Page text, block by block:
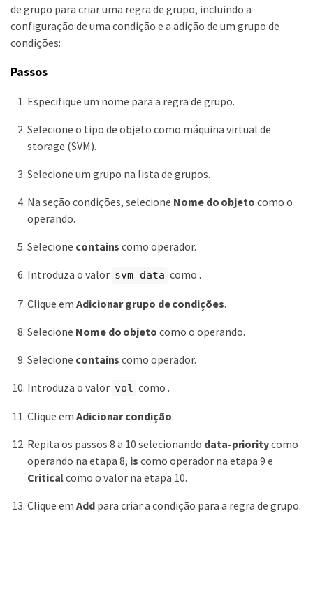
de grupo para criar uma regra de grupo, incluindo a
configuração de uma condição e a adição de um grupo de
condições:
Passos
Especifique um nome para a regra de grupo.
Selecione o tipo de objeto como máquina virtual de
storage (SVM).
Selecione um grupo na lista de grupos.
Na seção condições, selecione Nome do objeto como o
operando.
Selecione contains como operador.
Introduza o valor svm_data como .
Clique em Adicionar grupo de condições.
Selecione Nome do objeto como o operando.
Selecione contains como operador.
Introduza o valor vol como .
Clique em Adicionar condição.
Repita os passos 8 a 10 selecionando data-prioritycomo
operando na etapa 8, is como operador na etapa 9 e
Criticalcomo o valor na etapa 10.
Clique em Addpara criar a condição para a regra de grupo.